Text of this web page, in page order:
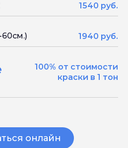
1540 руб.
1940 руб.
100% от стоимости
краски в 1 тон
онлайн